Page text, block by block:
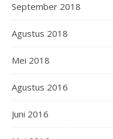
September 2018
Agustus 2018
Mei 2018
Agustus 2016
Juni 2016